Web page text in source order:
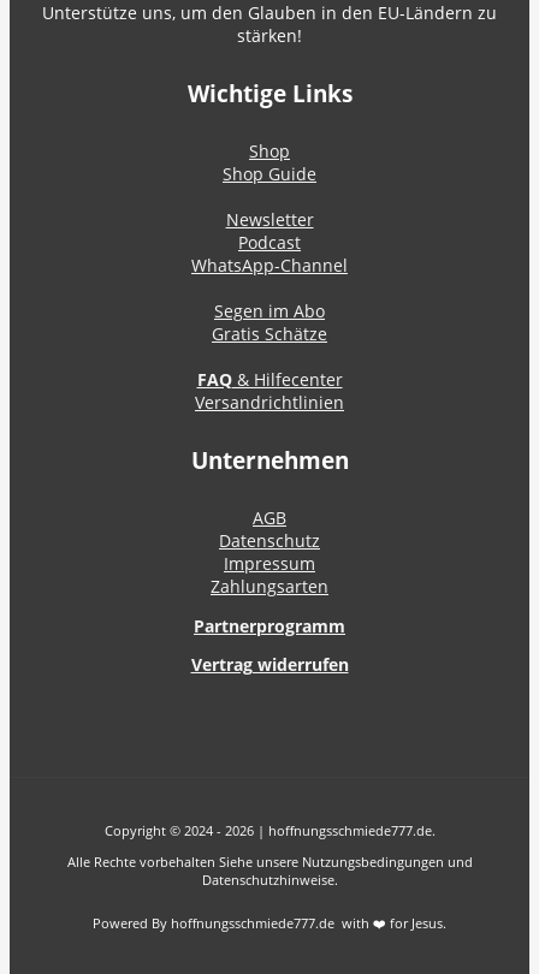
Unterstütze uns, um den Glauben in den EU-Ländern zu
stärken!
Wichtige Links
Shop
Shop Guide
Newsletter
Podcast
WhatsApp-Channel
Segen im Abo
Gratis Schätze
FAQ& Hilfecenter
Versandrichtlinien
Unternehmen
AGB
Datenschutz
Impressum
Zahlungsarten
Partnerprogramm
Vertrag widerrufen
Copyright © 2024 - 2026 | hoffnungsschmiede777.de.
Alle Rechte vorbehalten Siehe unsere Nutzungsbedingungen und
Datenschutzhinweise.
Powered By hoffnungsschmiede777.de with ❤️ for Jesus.